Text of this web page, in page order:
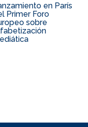
en París
Primer Foro
sobre